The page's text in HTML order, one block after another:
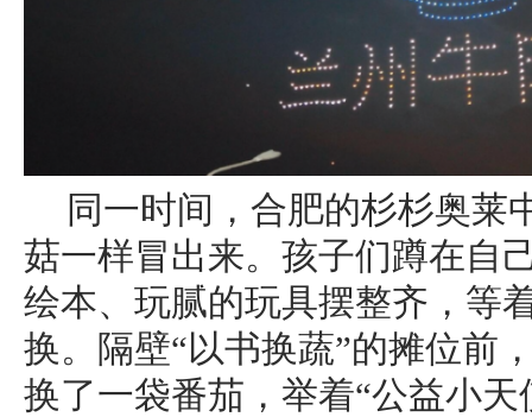
同一时间，合肥的杉杉奥莱
菇一样冒出来。孩子们蹲在自
绘本、玩腻的玩具摆整齐，等
换。隔壁“以书换蔬”的摊位前
换了一袋番茄，举着“公益小